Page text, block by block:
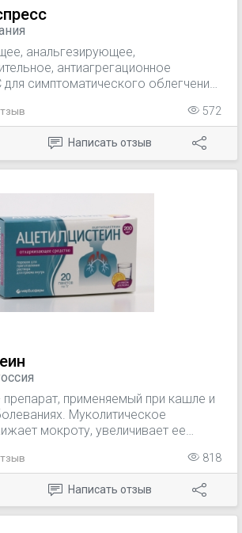
анальгезирующее,
антиагрегационное
симптоматического облегчения
в мышцах и суставах, боли в
температура тела при
инфекционно-воспалительных
взрослых и детей старше 15 лет).
572
Написать отзыв
препарат, применяемый при кашле и
Муколитическое
мокроту, увеличивает ее
свободных
групп ацетилцистеина разрывать
дисульфидные связи
мокроты, что приводит к
818
Написать отзыв